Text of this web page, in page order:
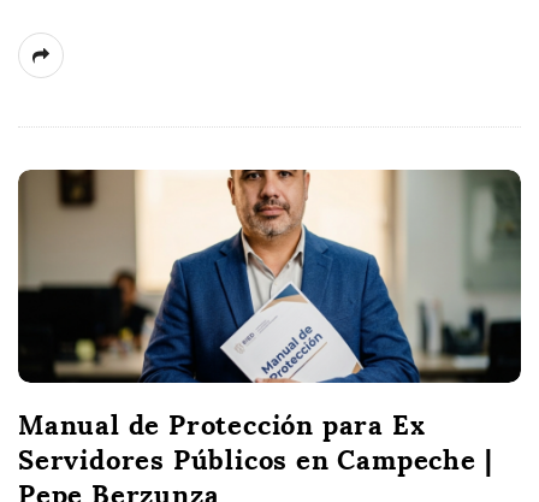
Manual de Protección para Ex
Servidores Públicos en Campeche |